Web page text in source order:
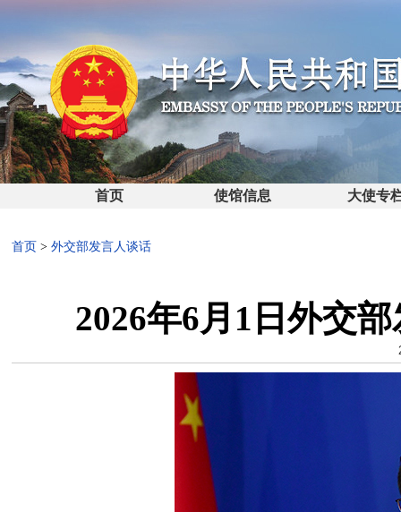
首页 使馆信息 大使专
首页 > 外交部发言人谈话
2026年6月1日外交